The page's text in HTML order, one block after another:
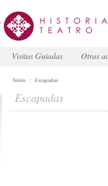
Visitas Guiadas Otras
Inicio :: Escapadas
Escapadas